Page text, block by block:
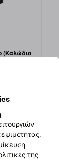
(Καλώδιο
1
της